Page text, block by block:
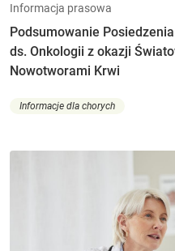
Informacja prasowa
Podsumowanie
ds. Onkologii z okazji
Nowotworami Krwi
Informacje dla chorych